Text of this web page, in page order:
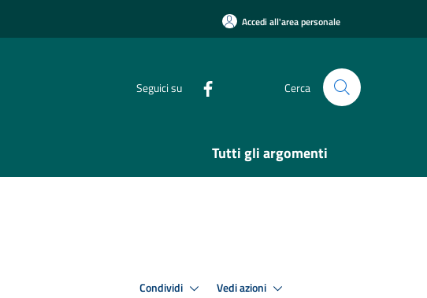
Accedi all'area personale
Seguici su Cerca
Tutti gli argomenti
Condividi Vedi azioni